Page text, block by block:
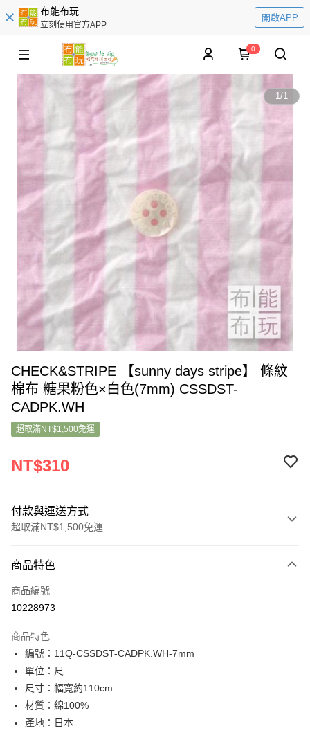
布能布玩
立刻使用官方APP
開啟APP
0
1/1
CHECK&STRIPE 【sunny days stripe】 條紋
棉布 糖果粉色×白色(7mm) CSSDST-
CADPK.WH
超取滿NT$1,500免運
NT$310
付款與運送方式
超取滿NT$1,500免運
信用卡一次付款
超商取貨付款
Apple Pay
街口支付
Google Pay
大哥付你分期
商品特色
商品編號
10228973
商品特色
編號：11Q-CSSDST-CADPK.WH-7mm
單位：尺
尺寸：幅寬約110cm
材質：綿100%
產地：日本